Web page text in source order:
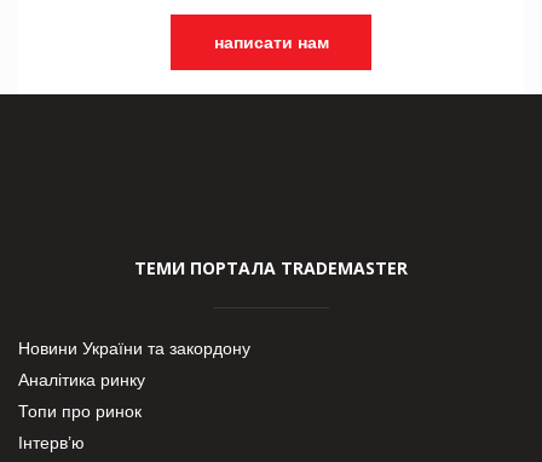
написати нам
ТЕМИ ПОРТАЛА TRADEMASTER
Новини України та закордону
Аналітика ринку
Топи про ринок
Інтерв’ю